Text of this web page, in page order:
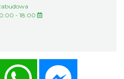
- 18:00
Twitter WhatsApp